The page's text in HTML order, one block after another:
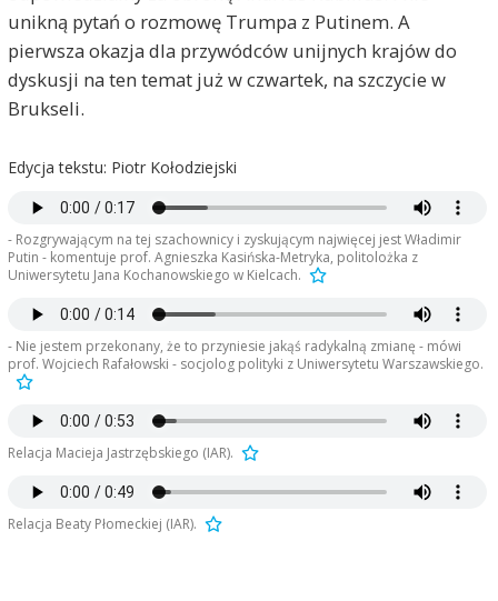
unikną pytań o rozmowę Trumpa z Putinem. A
pierwsza okazja dla przywódców unijnych krajów do
dyskusji na ten temat już w czwartek, na szczycie w
Brukseli.
Edycja tekstu: Piotr Kołodziejski
- Rozgrywającym na tej szachownicy i zyskującym najwięcej jest Władimir
Putin - komentuje prof. Agnieszka Kasińska-Metryka, politolożka z
Uniwersytetu Jana Kochanowskiego w Kielcach.
- Nie jestem przekonany, że to przyniesie jakąś radykalną zmianę - mówi
prof. Wojciech Rafałowski - socjolog polityki z Uniwersytetu Warszawskiego.
Relacja Macieja Jastrzębskiego (IAR).
Relacja Beaty Płomeckiej (IAR).